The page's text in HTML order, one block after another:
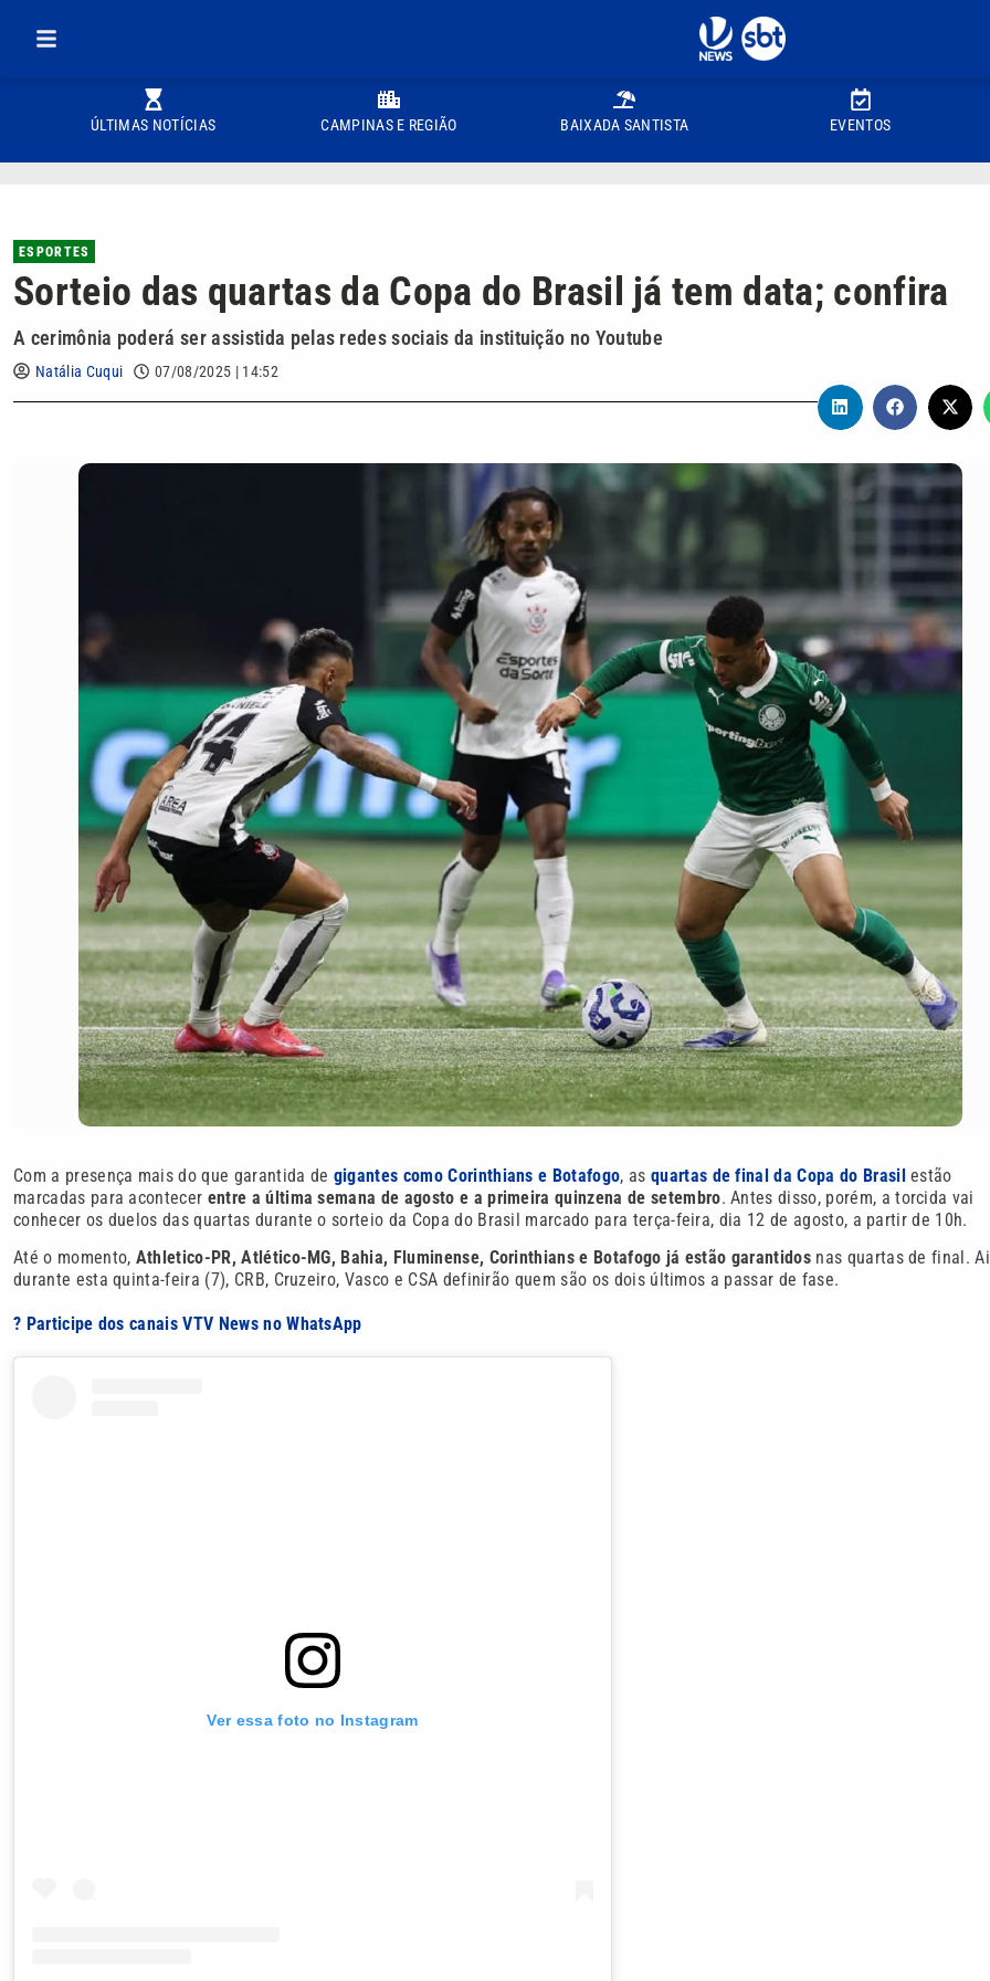
ÚLTIMAS NOTÍCIAS CAMPINAS E REGIÃO BAIXADA SANTISTA EVENTOS
ESPORTES
Sorteio das quartas da Copa do Brasil já tem data; confira
A cerimônia poderá ser assistida pelas redes sociais da instituição no Youtube
Natália Cuqui 07/08/2025 | 14:52
Com a presença mais do que garantida de gigantes como Corinthians e Botafogo, as quartas de final da Copa do Brasilestão
marcadas para acontecer entre a última semana de agosto e a primeira quinzena de setembro. Antes disso, porém, a torcida vai
conhecer os duelos das quartas durante o sorteio da Copa do Brasil marcado para terça-feira, dia 12 de agosto, a partir de 10h.
Até o momento, Athletico-PR, Atlético-MG, Bahia, Fluminense, Corinthians e Botafogo já estão garantidosnas quartas de final.
durante esta quinta-feira (7), CRB, Cruzeiro, Vasco e CSA definirão quem são os dois últimos a passar de fase.
? Participe dos canais VTV News no WhatsApp
Ver essa foto no Instagram